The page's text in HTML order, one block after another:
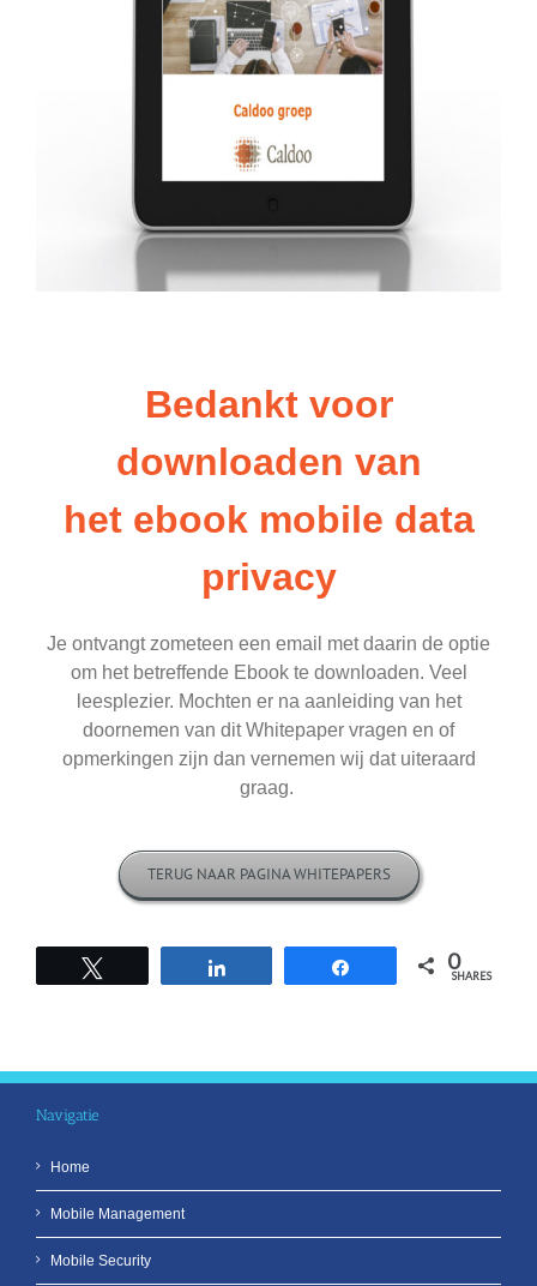
Bedankt voor
downloaden van
het ebook mobile data
privacy
Je ontvangt zometeen een email met daarin de optie
om het betreffende Ebook te downloaden. Veel
leesplezier. Mochten er na aanleiding van het
doornemen van dit Whitepaper vragen en of
opmerkingen zijn dan vernemen wij dat uiteraard
graag.
TERUG NAAR PAGINA WHITEPAPERS
0
SHARES
Navigatie
Home
Mobile Management
Mobile Security